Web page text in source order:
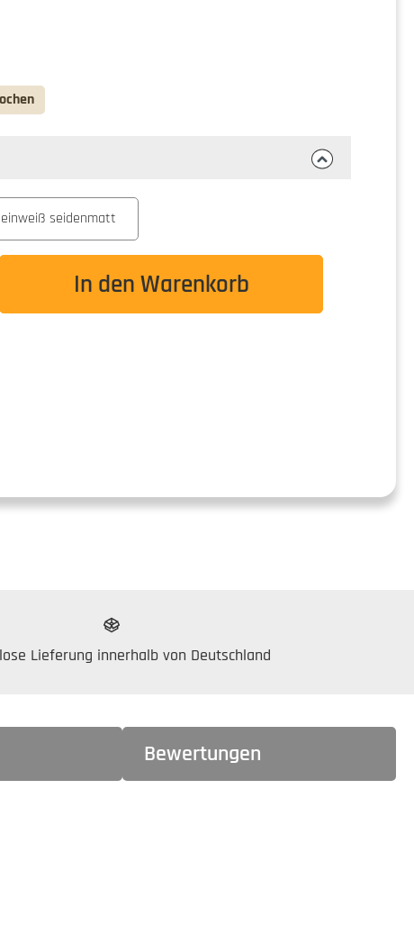
seidenmatt
Wert ein oder benutze die
In den Warenkorb
Lieferung innerhalb von Deutschland
Bewertungen